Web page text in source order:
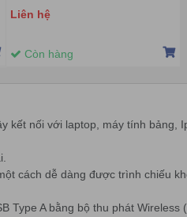
Liên hệ
Còn hàng
kết nối với laptop, máy tính bảng,
cách dễ dàng được trình chiếu
A bằng bộ thu phát Wireless